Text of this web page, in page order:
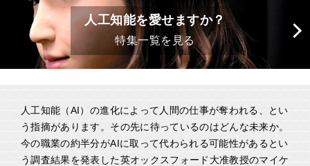
人工知能を愛せますか？
特集一覧を見る
人工知能（AI）の進化によって人間の仕事が奪われる、とい
う指摘があります。その先に待っているのはどんな未来か。
今の職業の約半分がAIに取って代わられる可能性があるとい
う調査結果を発表した英オックスフォード大准教授のマイケ